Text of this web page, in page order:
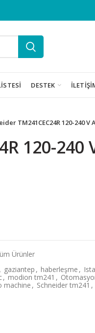
DESTEK
TM241CEC24R 120-240 V
120-240
Ürünler
, gaziantep , haberleşme ,
, modion tm241 ,
machine , Schneider tm241 ,